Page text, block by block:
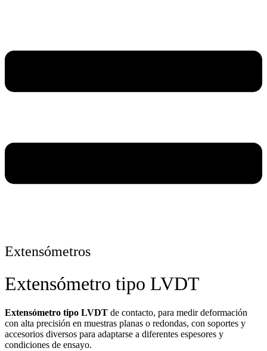
Extensómetros
Extensómetro tipo LVDT
Extensómetro tipo LVDT de contacto, para medir deformación
con alta precisión en muestras planas o redondas, con soportes y
accesorios diversos para adaptarse a diferentes espesores y
condiciones de ensayo.